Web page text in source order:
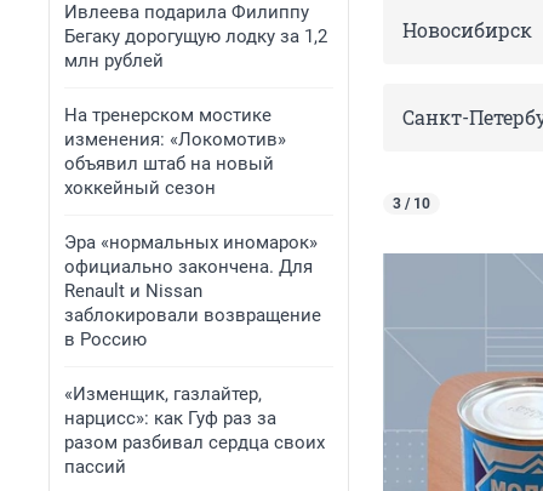
Ивлеева подарила Филиппу
Бегаку дорогущую лодку за 1,2
млн рублей
На тренерском мостике
изменения: «Локомотив»
объявил штаб на новый
хоккейный сезон
Эра «нормальных иномарок»
официально закончена. Для
Renault и Nissan
заблокировали возвращение
в Россию
«Изменщик, газлайтер,
нарцисс»: как Гуф раз за
разом разбивал сердца своих
пассий
Новосибирск
Санкт-
3 / 10